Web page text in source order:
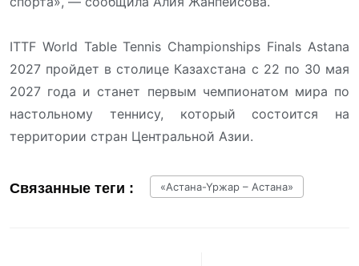
ITTF World Table Tennis Championships Finals Astana
2027 пройдет в столице Казахстана с 22 по 30 мая
2027 года и станет первым чемпионатом мира по
настольному теннису, который состоится на
территории стран Центральной Азии.
Связанные теги : «Астана-Үржар – Астана»